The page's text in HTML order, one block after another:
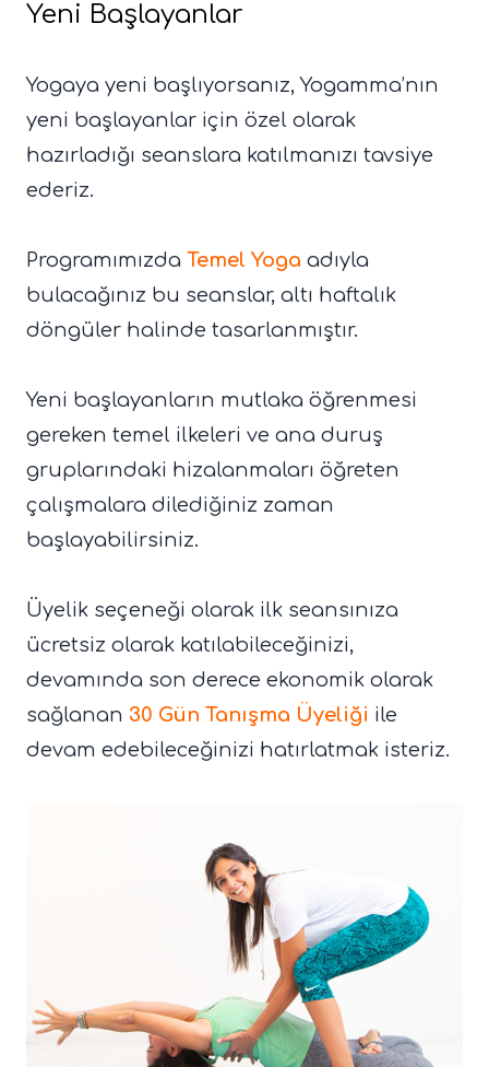
Yeni Başlayanlar
Yogaya yeni başlıyorsanız, Yogamma’nın
yeni başlayanlar için özel olarak
hazırladığı seanslara katılmanızı tavsiye
ederiz.
Programımızda Temel Yoga adıyla
bulacağınız bu seanslar, altı haftalık
döngüler halinde tasarlanmıştır.
Yeni başlayanların mutlaka öğrenmesi
gereken temel ilkeleri ve ana duruş
gruplarındaki hizalanmaları öğreten
çalışmalara dilediğiniz zaman
başlayabilirsiniz.
Üyelik seçeneği olarak ilk seansınıza
ücretsiz olarak katılabileceğinizi,
devamında son derece ekonomik olarak
sağlanan 30 Gün Tanışma Üyeliği ile
devam edebileceğinizi hatırlatmak isteriz.